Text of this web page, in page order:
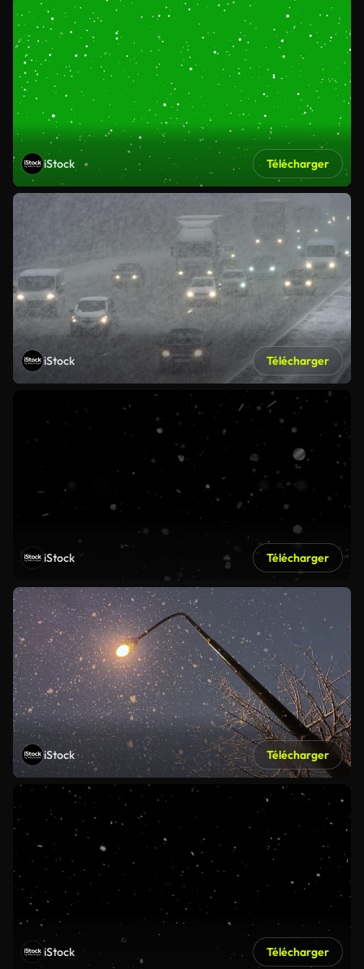
iStock Télécharger
iStock Télécharger
iStock Télécharger
iStock Télécharger
iStock Télécharger